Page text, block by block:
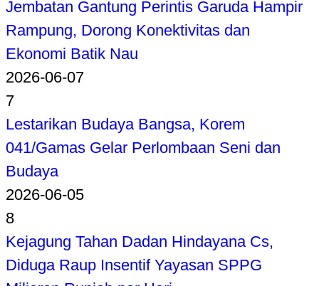
Jembatan Gantung Perintis Garuda Hampir
Rampung, Dorong Konektivitas dan
Ekonomi Batik Nau
2026-06-07
7
Lestarikan Budaya Bangsa, Korem
041/Gamas Gelar Perlombaan Seni dan
Budaya
2026-06-05
8
Kejagung Tahan Dadan Hindayana Cs,
Diduga Raup Insentif Yayasan SPPG